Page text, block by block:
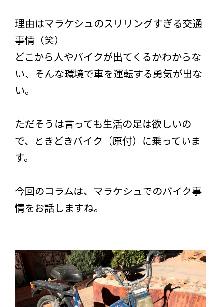
理由はマラケシュのスリリングすぎる交通
事情（笑）
どこから人やバイクが出てくるかわからな
い、そんな環境で車を運転する勇気が出な
い。
ただそうは言っても生活の足は欲しいの
で、ときどきバイク（原付）に乗っていま
す。
今回のコラムは、マラケシュでのバイク事
情をお話しますね。